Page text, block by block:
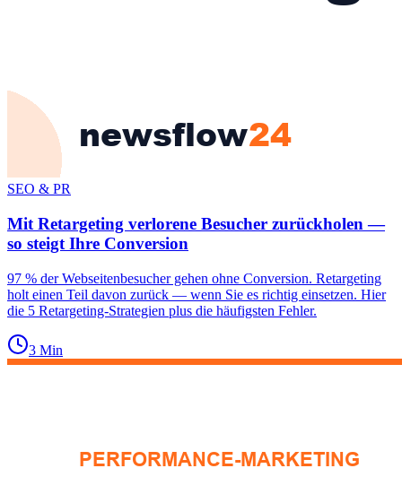
SEO & PR
Mit Retargeting verlorene Besucher zurückholen —
so steigt Ihre Conversion
97 % der Webseitenbesucher gehen ohne Conversion. Retargeting
holt einen Teil davon zurück — wenn Sie es richtig einsetzen. Hier
die 5 Retargeting-Strategien plus die häufigsten Fehler.
3 Min